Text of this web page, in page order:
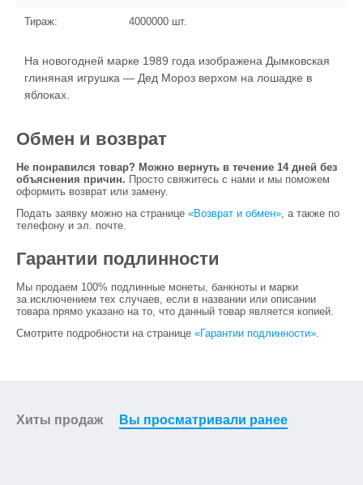
Тираж: 4000000 шт.
На новогодней марке 1989 года изображена Дымковская
глиняная игрушка — Дед Мороз верхом на лошадке в
яблоках.
Обмен и возврат
Не понравился товар? Можно вернуть в течение 14 дней без
объяснения причин. Просто свяжитесь с нами и мы поможем
оформить возврат или замену.
Подать заявку можно на странице «Возврат и обмен», а также по
телефону и эл. почте.
Гарантии подлинности
Мы продаем 100% подлинные монеты, банкноты и марки
за исключением тех случаев, если в названии или описании
товара прямо указано на то, что данный товар является копией.
Смотрите подробности на странице «Гарантии подлинности».
Хиты продаж Вы просматривали ранее